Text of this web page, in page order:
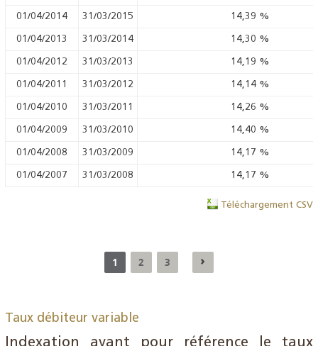
01/04/2014 31/03/2015 14,39 %
01/04/2013 31/03/2014 14,30 %
01/04/2012 31/03/2013 14,19 %
01/04/2011 31/03/2012 14,14 %
01/04/2010 31/03/2011 14,26 %
01/04/2009 31/03/2010 14,40 %
01/04/2008 31/03/2009 14,17 %
01/04/2007 31/03/2008 14,17 %
Téléchargement CSV
1 2 3
Taux débiteur variable
Indexation ayant pour référence le taux